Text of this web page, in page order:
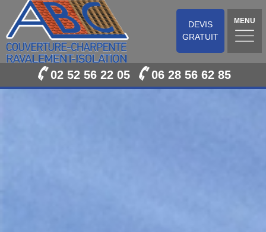
DEVIS
GRATUIT
MENU
02 52 56 22 05 06 28 56 62 85